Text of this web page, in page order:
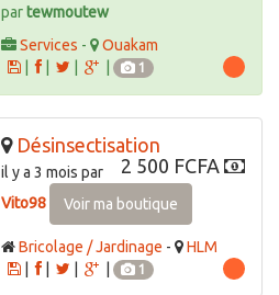
partewmoutew
Services -
Ouakam
|
1
Désinsectisation
2 500 FCFA
il y a 3 mois par
Vito98
Voir ma boutique
Bricolage / Jardinage -
HLM
|
1